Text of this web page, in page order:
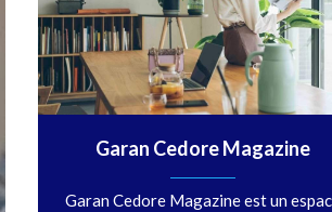
Garan Cedore Magazine
Garan Cedore Magazine est un